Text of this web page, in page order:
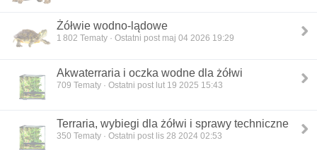
Żółwie wodno-lądowe
1 802 Tematy · Ostatni post maj 04 2026 19:29
Akwaterraria i oczka wodne dla żółwi
709 Tematy · Ostatni post lut 19 2025 15:43
Terraria, wybiegi dla żółwi i sprawy techniczne
350 Tematy · Ostatni post lis 28 2024 02:53